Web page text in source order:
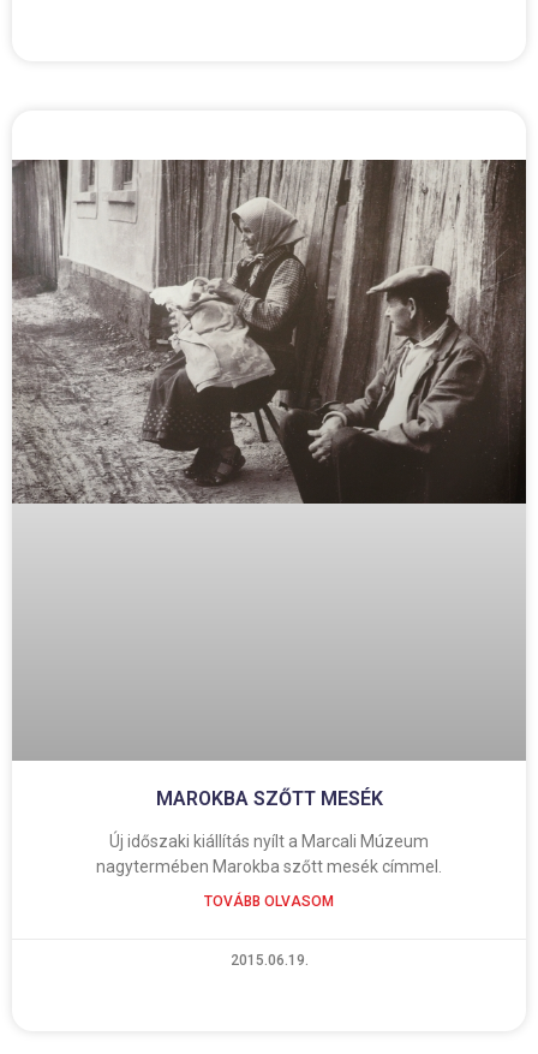
MAROKBA SZŐTT MESÉK
Új időszaki kiállítás nyílt a Marcali Múzeum
nagytermében Marokba szőtt mesék címmel.
TOVÁBB OLVASOM
2015.06.19.